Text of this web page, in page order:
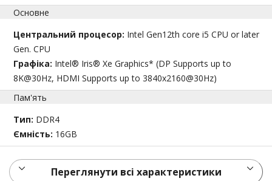
Основне
Центральний процесор: Intel Gen12th core i5 CPU or later
Gen. CPU
Графіка: Intel® Iris® Xe Graphics* (DP Supports up to
8K@30Hz, HDMI Supports up to 3840x2160@30Hz)
Пам'ять
Тип: DDR4
Ємність: 16GB
Переглянути всі характеристики